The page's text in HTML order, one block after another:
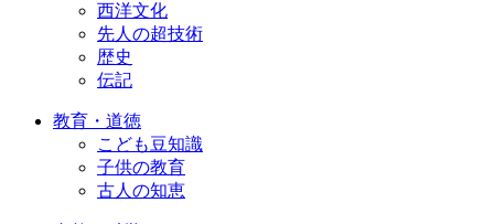
西洋文化
先人の超技術
歴史
伝記
教育・道徳
こども豆知識
子供の教育
古人の知恵